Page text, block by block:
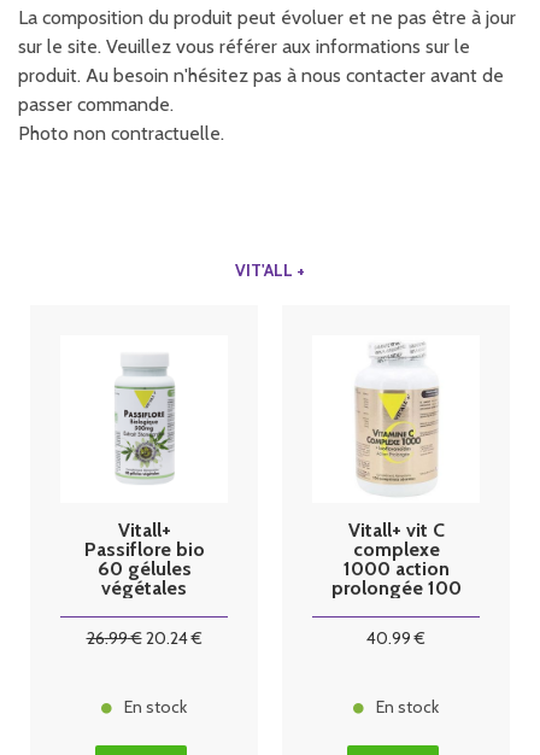
La composition du produit peut évoluer et ne pas être à jour
sur le site. Veuillez vous référer aux informations sur le
produit. Au besoin n'hésitez pas à nous contacter avant de
passer commande.
Photo non contractuelle.
VIT'ALL +
Vitall+
Passiflore bio
60 gélules
végétales
26.99€20.24€
En stock
Vitall+ vit C
complexe
1000 action
prolongée 100
40.99 €
En stock